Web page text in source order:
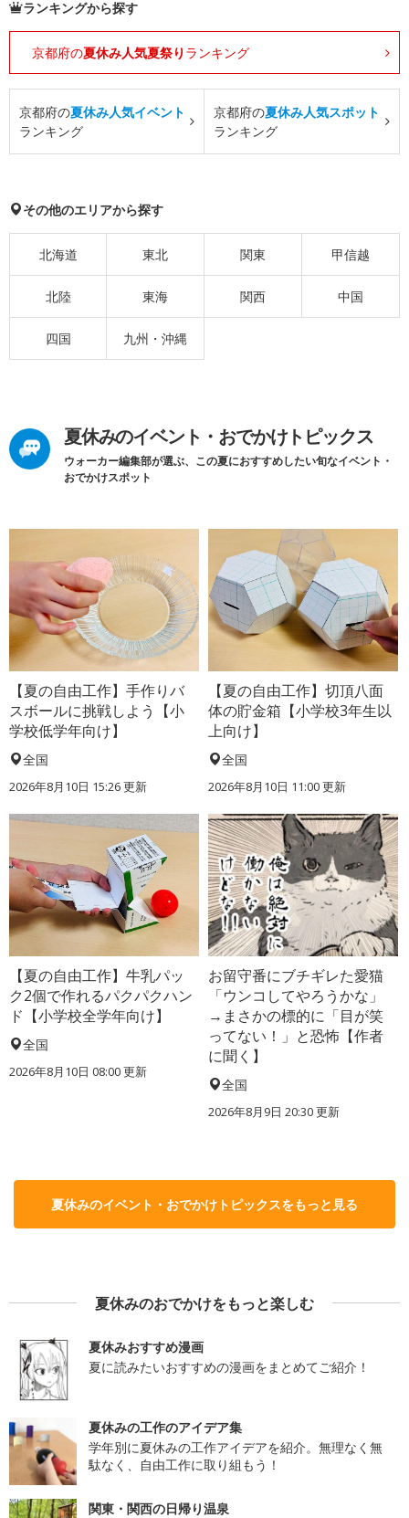
ランキングから探す
京都府の夏休み人気夏祭り ランキング
京都府の夏休み人気イベント
ランキング
京都府の夏休み人気スポット
ランキング
その他のエリアから探す
北海道 東北 関東 甲信越
北陸 東海 関西 中国
四国 九州・沖縄
夏休みのイベント・おでかけトピックス
ウォーカー編集部が選ぶ、この夏におすすめしたい旬なイベント・
おでかけスポット
【夏の自由工作】手作りバ
スボールに挑戦しよう【小
学校低学年向け】
全国
2026年8月10日 15:26更新
【夏の自由工作】切頂八面
体の貯金箱【小学校3年生以
上向け】
全国
2026年8月10日 11:00更新
【夏の自由工作】牛乳パッ
ク2個で作れるパクパクハン
ド【小学校全学年向け】
全国
2026年8月10日 08:00更新
お留守番にブチギレた愛猫
「ウンコしてやろうかな」
→まさかの標的に「目が笑
ってない！」と恐怖【作者
に聞く】
全国
2026年8月9日 20:30更新
夏休みのイベント・おでかけトピックスをもっと見る
夏休みのおでかけをもっと楽しむ
夏休みおすすめ漫画
夏に読みたいおすすめの漫画をまとめてご紹介！
夏休みの工作のアイデア集
学年別に夏休みの工作アイデアを紹介。無理なく無
駄なく、自由工作に取り組もう！
関東・関西の日帰り温泉